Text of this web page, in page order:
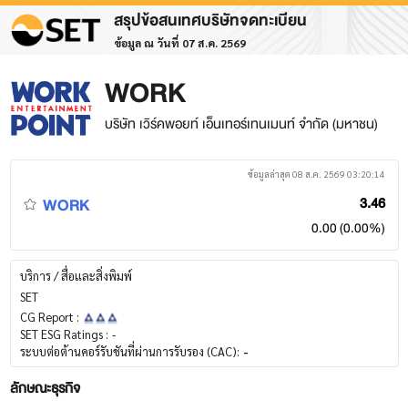
สรุปข้อสนเทศบริษัทจดทะเบียน
ข้อมูล ณ วันที่ 07 ส.ค. 2569
WORK
บริษัท เวิร์คพอยท์ เอ็นเทอร์เทนเมนท์ จำกัด (มหาชน)
ข้อมูลล่าสุด 08 ส.ค. 2569 03:20:14
WORK 3.46
0.00 (0.00%)
บริการ / สื่อและสิ่งพิมพ์
SET
CG Report :
SET ESG Ratings : -
ระบบต่อต้านคอร์รับชันที่ผ่านการรับรอง (CAC): -
ลักษณะธุรกิจ